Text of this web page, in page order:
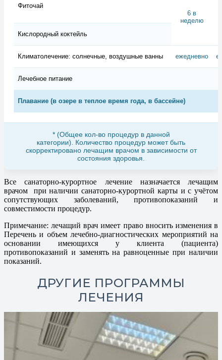
Фиточай
6 в
неделю
Кислородный коктейль
Климатолечение: солнечные, воздушные ванны ежедневно
Лечебное питание
Плавание (в озере в теплое время года, в бассейне)
* (Общее кол-во процедур в данной
категории). Количество процедур может быть
скорректировано лечащим врачом в зависимости от
состояния здоровья.
Все санаторно-курортное лечение назначается лечащим
врачом при наличии санаторно-курортной карты и с учётом
сопутствующих заболеваний, противопоказаний и
совместимости процедур.
Примечание: лечащий врач имеет право вносить изменения в
Перечень и объем лечебно-диагностических мероприятий на
основании имеющихся у клиента (пациента)
противопоказаний и заменять на равноценные при наличии
показаний.
ДРУГИЕ ПРОГРАММЫ
ЛЕЧЕНИЯ